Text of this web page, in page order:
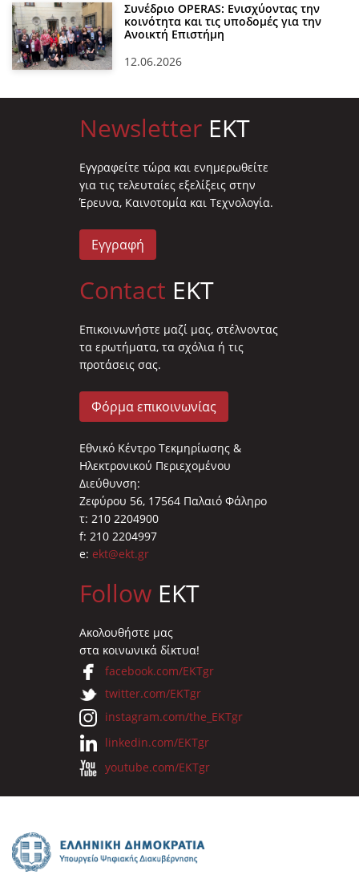
Συνέδριο OPERAS: Ενισχύοντας την
κοινότητα και τις υποδομές για την
Ανοικτή Επιστήμη
12.06.2026
Newsletter EKT
Eγγραφείτε τώρα και ενημερωθείτε
για τις τελευταίες εξελίξεις στην
Έρευνα, Καινοτομία και Τεχνολογία.
Εγγραφή
Contact EKT
Επικοινωνήστε μαζί μας, στέλνοντας
τα ερωτήματα, τα σχόλια ή τις
προτάσεις σας.
Φόρμα επικοινωνίας
Εθνικό Κέντρο Τεκμηρίωσης &
Ηλεκτρονικού Περιεχομένου
Διεύθυνση:
Ζεφύρου 56, 17564 Παλαιό Φάληρο
τ: 210 2204900
f: 210 2204997
e: ekt@ekt.gr
Follow EKT
Ακολουθήστε μας
στα κοινωνικά δίκτυα!
facebook.com/EKTgr
twitter.com/EKTgr
instagram.com/the_EKTgr
linkedin.com/EKTgr
youtube.com/EKTgr